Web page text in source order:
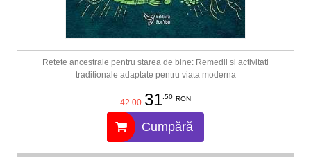
Retete ancestrale pentru starea de bine: Remedii si activitati
traditionale adaptate pentru viata moderna
42.00 31.50 RON
Cumpără